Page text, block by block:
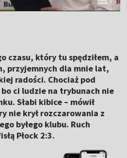
czasu, który tu spędziłem, a
przyjemnych dla mnie lat,
radości. Chociaż pod
bo ci ludzie na trybunach nie
Słabi kibice – mówił
nie krył rozczarowania z
byłego klubu. Ruch
Płock 2:3.